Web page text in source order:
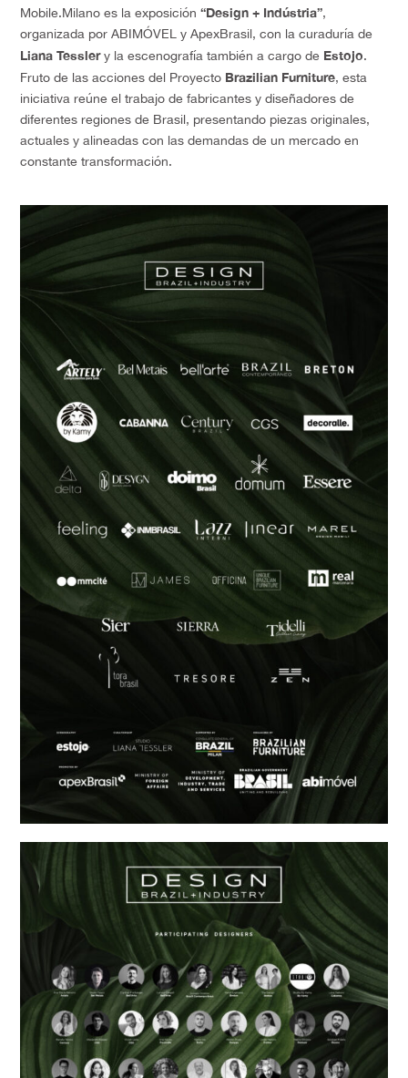
Mobile.Milano es la exposición “Design + Indústria”,
organizada por ABIMÓVEL y ApexBrasil, con la curaduría de
Liana Tesslery la escenografía también a cargo de Estojo.
Fruto de las acciones del Proyecto Brazilian Furniture, esta
iniciativa reúne el trabajo de fabricantes y diseñadores de
diferentes regiones de Brasil, presentando piezas originales,
actuales y alineadas con las demandas de un mercado en
constante transformación.